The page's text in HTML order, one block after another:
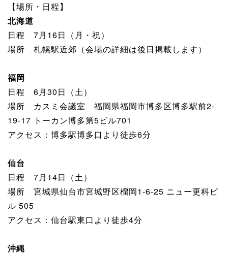
【場所・日程】
北海道
日程 7月16日（月・祝）
場所 札幌駅近郊（会場の詳細は後日掲載します）
福岡
日程 6月30日（土）
場所 カスミ会議室 福岡県福岡市博多区博多駅前2-
19-17 トーカン博多第5ビル701
アクセス：博多駅博多口より徒歩6分
仙台
日程 7月14日（土）
場所 宮城県仙台市宮城野区榴岡1-6-25 ニュー更科ビ
ル 505
アクセス：仙台駅東口より徒歩4分
沖縄